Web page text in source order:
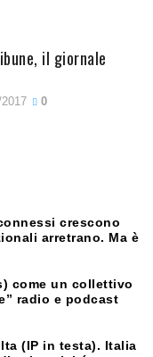
il giornale
0
crescono
arretrano. Ma è
come un collettivo
radio e podcast
(IP in testa). Italia